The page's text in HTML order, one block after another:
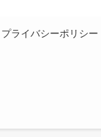
プライバシーポリシー